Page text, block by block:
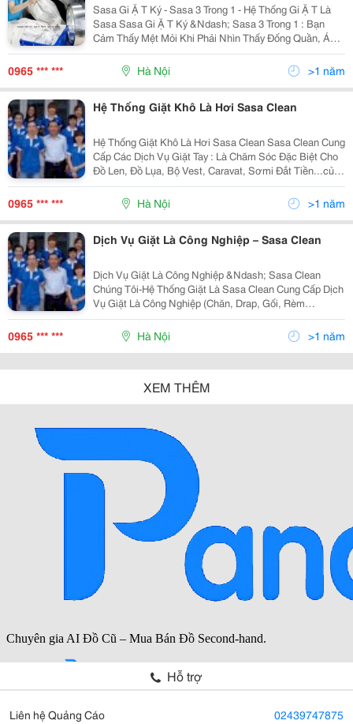
Sasa Gi Ặ T Ký - Sasa 3 Trong 1 - Hệ Thống Gi Ặ T Là
Sasa Sasa Gi Ặ T Ký &Ndash; Sasa 3 Trong 1 : Bạn
Cảm Thấy Mệt Mỏi Khi Phải Nhìn Thấy Đống Quần, Áo
Bừa Bộn Ở Nhà. Hãy Mang Tới Gi Ặ T Là Sasa Để: Giặt
Sạch, Xả Thơm, Sấy Khô Chỉ Từ 5.000 - 7.000Đ/K
0965 *** *** Hà Nội >1 năm
Hệ Thống Giặt Khô Là Hơi Sasa Clean
Hệ Thống Giặt Khô Là Hơi Sasa Clean Sasa Clean Cung
Cấp Các Dịch Vụ Giặt Tay : Là Chăm Sóc Đặc Biệt Cho
Đồ Len, Đồ Lụa, Bộ Vest, Caravat, Sơmi Đắt Tiền...của
Bạn Với Chi Phí Hợp Lý. Dịch Vụ Giặt Chuyên Dụng Của
Sasa Clean : Chúng Tôi Cung Cấp D
0965 *** *** Hà Nội >1 năm
Dịch Vụ Giặt Là Công Nghiệp – Sasa Clean
Dịch Vụ Giặt Là Công Nghiệp &Ndash; Sasa Clean
Chúng Tôi-Hệ Thống Giặt Là Sasa Clean Cung Cấp Dịch
Vụ Giặt Là Công Nghiệp (Chăn, Drap, Gối, Rèm
Cửa),Đồng Phụ Công Sở, Quầnáo Bảo Hộ Cho Cáccông
Ty, Bệnh Viện, Trường Học....tùy Thuộc Vào Loại Hàng,
0965 *** *** Hà Nội >1 năm
XEM THÊM
Hỗ trợ
Liên hệ Quảng Cáo 02439747875